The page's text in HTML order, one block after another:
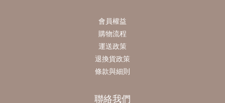
會員權益
購物流程
運送政策
退換貨政策
條款與細則
聯絡我們